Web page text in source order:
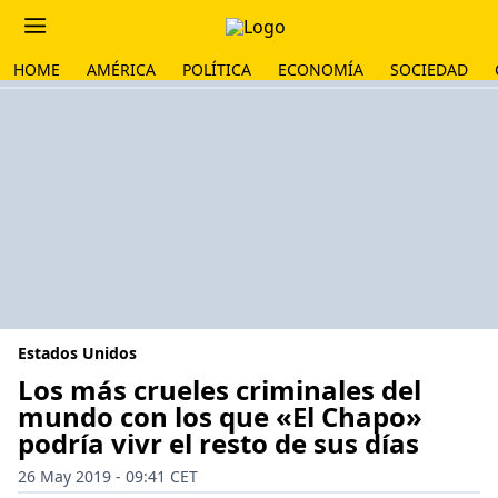
HOME AMÉRICA POLÍTICA ECONOMÍA SOCIEDAD
Estados Unidos
Los más crueles criminales del
mundo con los que «El Chapo»
podría vivr el resto de sus días
26 May 2019 - 09:41 CET